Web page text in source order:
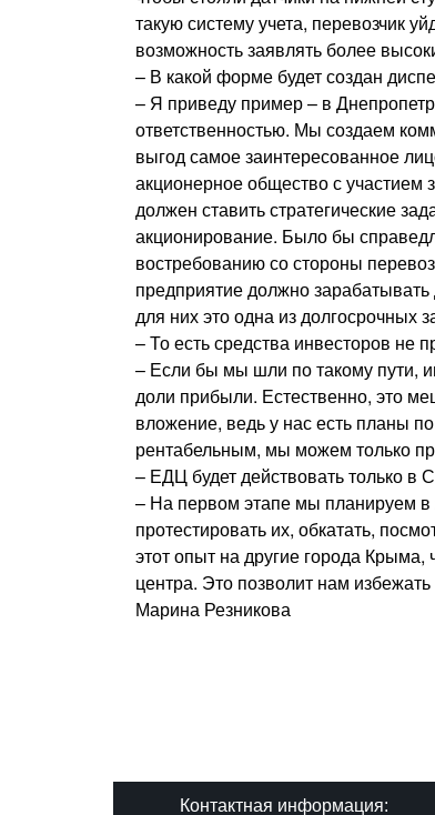
такую систему учета, перевозчик
возможность заявлять более
– В какой форме будет создан
– Я приведу пример – в
ответственностью. Мы создаем
выгод самое заинтересованное
акционерное общество с участием
должен ставить стратегические
акционирование. Было бы
востребованию со стороны
предприятие должно
для них это одна из долгосрочных
– То есть средства инвесторов не
– Если бы мы шли по такому пути,
доли прибыли. Естественно, это
вложение, ведь у нас есть планы
рентабельным, мы можем только
– ЕДЦ будет действовать только в
– На первом этапе мы планируем в
протестировать их, обкатать,
этот опыт на другие города Крыма,
центра. Это позволит нам
Марина Резникова
Контактная информация: